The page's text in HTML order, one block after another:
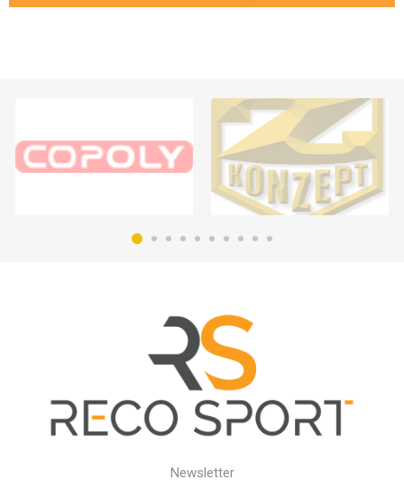
Newsletter